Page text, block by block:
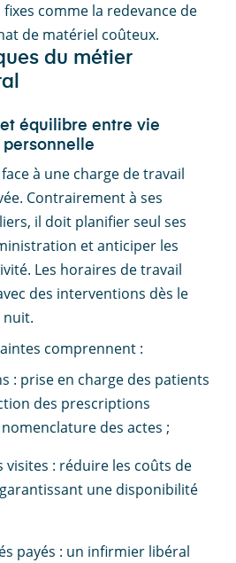
comme la redevance de
de matériel coûteux.
du métier
équilibre entre vie
à une charge de travail
Contrairement à ses
il doit planifier seul ses
et anticiper les
Les horaires de travail
des interventions dès le
nuit.
comprennent :
: prise en charge des patients
des prescriptions
des actes ;
visites : réduire les coûts de
une disponibilité
payés : un infirmier libéral